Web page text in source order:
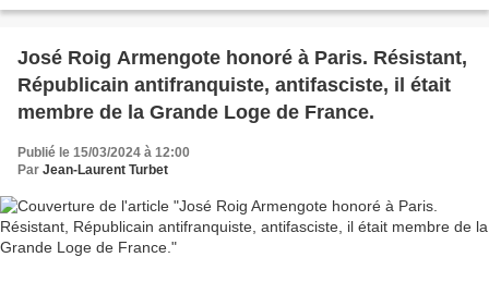
José Roig Armengote honoré à Paris. Résistant,
Républicain antifranquiste, antifasciste, il était
membre de la Grande Loge de France.
Publié le 15/03/2024 à 12:00
Par Jean-Laurent Turbet